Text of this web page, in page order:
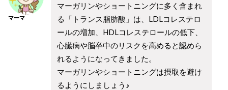
マーマ
マーガリンやショートニングに多く含まれ
る「トランス脂肪酸」は、LDLコレステロ
ールの増加、HDLコレステロールの低下、
心臓病や脳卒中のリスクを高めると認めら
れるようになってきました。
マーガリンやショートニングは摂取を避け
るようにしましょう♪